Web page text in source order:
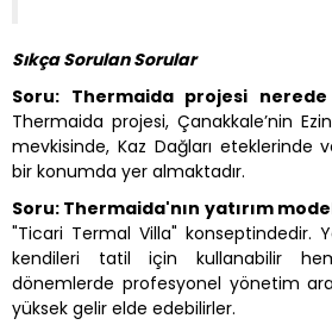
Sıkça Sorulan Sorular
Soru: Thermaida projesi
Thermaida projesi, Çanakkale’nin
mevkisinde, Kaz Dağları eteklerinde
bir konumda yer almaktadır.
Soru: Thermaida'nın yatırım
"Ticari Termal Villa" konseptindedir.
kendileri tatil için kullanabilir
dönemlerde profesyonel yönetim
yüksek gelir elde edebilirler.